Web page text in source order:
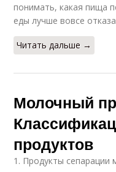
понимать, какая пища
еды лучше вовсе
Читать дальше →
Молочный
продуктов
1. Продукты сепарации